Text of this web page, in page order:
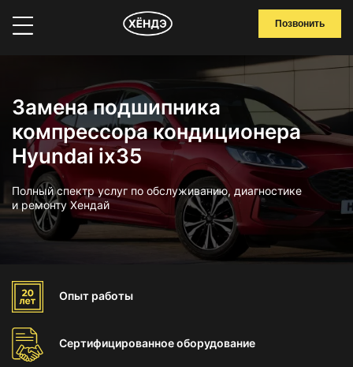
Позвонить
Замена подшипника
компрессора кондиционера
Hyundai ix35
Полный спектр услуг по обслуживанию, диагностике
и ремонту Хендай
Опыт работы
Сертифицированноеоборудование